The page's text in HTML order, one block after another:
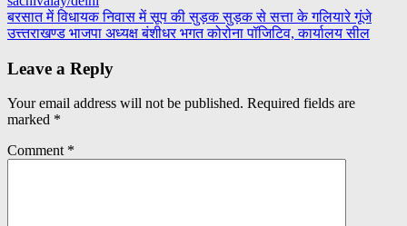
Post
navigation
बरसात में विधायक निवास में सूप की सुड़क सुड़क से सत्ता के गलियारे गूंजे
उत्त्तराखण्ड भाजपा अध्यक्ष बंशीधर भगत कोरोना पॉजिटिव, कार्यालय सील
Leave a Reply
Your email address will not be published. Required fields are
marked *
Comment *